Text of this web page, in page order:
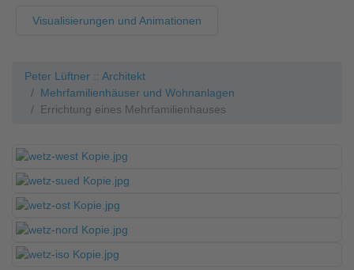
Visualisierungen und Animationen
Peter Lüftner :: Architekt
Mehrfamilienhäuser und Wohnanlagen
Errichtung eines Mehrfamilienhauses